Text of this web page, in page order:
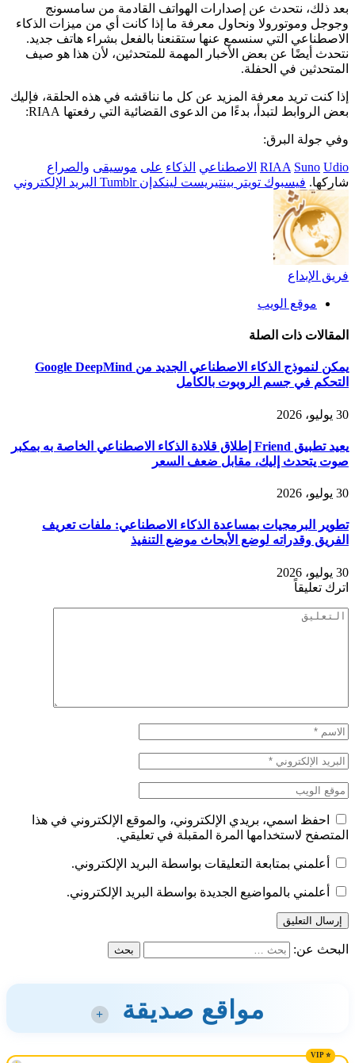
بعد ذلك، نتحدث عن إصدارات الهواتف القادمة من سامسونج
وجوجل وموتورولا ونحاول معرفة ما إذا كانت أي من ميزات الذكاء
الاصطناعي التي سنسمع عنها ستقنعنا بالفعل بشراء هاتف جديد.
نتحدث أيضًا عن بعض الأخبار المهمة للمتحدثين، لأن هذا هو صيف
المتحدثين في الحفلة.
إذا كنت تريد معرفة المزيد عن كل ما نناقشه في هذه الحلقة، فإليك
بعض الروابط لتبدأ، بدءًا من الدعوى القضائية التي رفعتها RIAA:
وفي جولة البرق:
RIAA Suno Udio الاصطناعي الذكاء على موسيقى والصراع
شاركها. فيسبوك تويتر بينتيريست لينكدإن Tumblr البريد الإلكتروني
فريق الإبداع
موقع الويب
المقالات ذات الصلة
يمكن لنموذج الذكاء الاصطناعي الجديد من Google DeepMind
التحكم في جسم الروبوت بالكامل
30 يوليو، 2026
يعيد تطبيق Friend إطلاق قلادة الذكاء الاصطناعي الخاصة به بمكبر
صوت يتحدث إليك، مقابل ضعف السعر
30 يوليو، 2026
تطوير البرمجيات بمساعدة الذكاء الاصطناعي: ملفات تعريف
الفريق وقدراته لوضع الأبحاث موضع التنفيذ
30 يوليو، 2026
اترك تعليقاً
احفظ اسمي، بريدي الإلكتروني، والموقع الإلكتروني في هذا
المتصفح لاستخدامها المرة المقبلة في تعليقي.
أعلمني بمتابعة التعليقات بواسطة البريد الإلكتروني.
أعلمني بالمواضيع الجديدة بواسطة البريد الإلكتروني.
البحث عن:
مواقع صديقة +